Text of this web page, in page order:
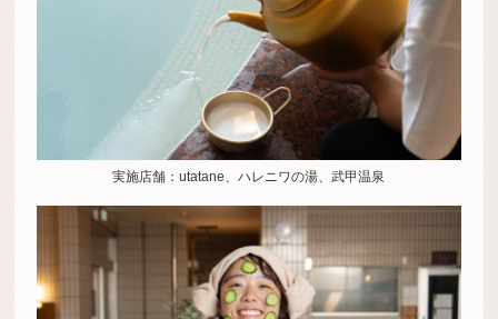
実施店舗：utatane、ハレニワの湯、武甲温泉